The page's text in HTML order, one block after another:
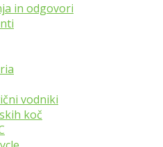
in odgovori
vodniki
koč